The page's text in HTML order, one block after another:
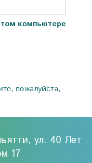
компьютере
пожалуйста,
ул. 40 Лет
17